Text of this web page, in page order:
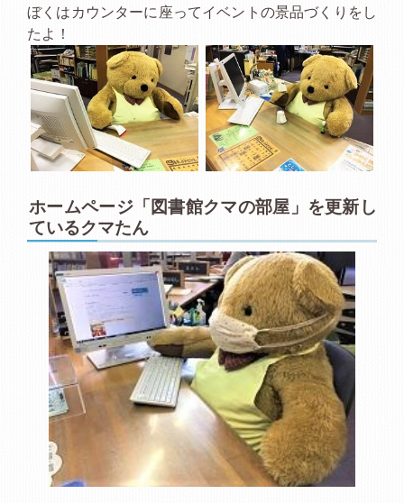
ぼくはカウンターに座ってイベントの景品づくりをし
たよ！
ホームページ「図書館クマの部屋」を更新し
ているクマたん